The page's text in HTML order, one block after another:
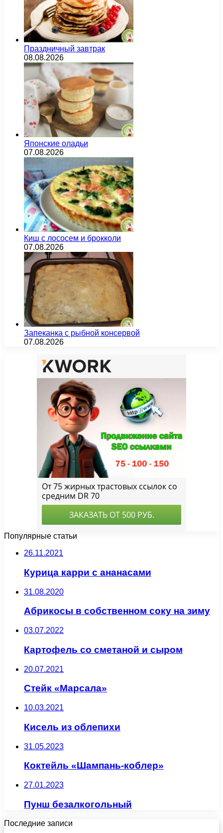
Праздничный завтрак
08.08.2026
Японские оладьи
07.08.2026
Киш с лососем и брокколи
07.08.2026
Запеканка с рыбной консервой
07.08.2026
Популярные статьи
26.11.2021
Курица карри с ананасами
31.08.2020
Абрикосы в собственном соку на зиму
03.07.2022
Картофель со сметаной и сыром
20.07.2021
Стейк «Марсала»
10.03.2021
Кисель из облепихи
31.05.2023
Коктейль «Шампань-коблер»
27.01.2023
Пунш безалкогольный
Последние записи